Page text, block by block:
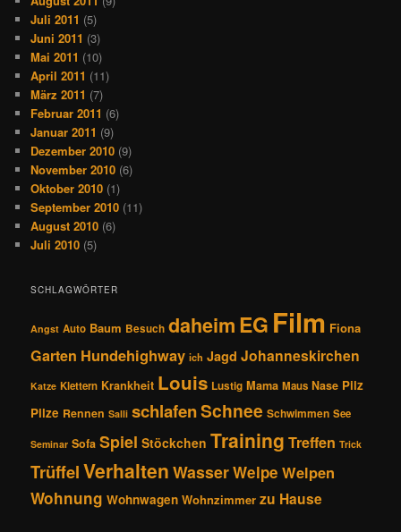
Juli 2011 (5)
Juni 2011 (3)
Mai 2011 (10)
April 2011 (11)
März 2011 (7)
Februar 2011 (6)
Januar 2011 (9)
Dezember 2010 (9)
November 2010 (6)
Oktober 2010 (1)
September 2010 (11)
August 2010 (6)
Juli 2010 (5)
SCHLAGWÖRTER
Angst Auto Baum Besuch daheimEG Film Fiona
Garten Hundehighway ich Jagd Johanneskirchen
Katze Klettern Krankheit Louis Lustig Mama Maus Nase Pilz
Pilze Rennen Salli schlafenSchnee Schwimmen See
Seminar Sofa Spiel Stöckchen Training Treffen Trick
TrüffelVerhalten WasserWelpe Welpen
Wohnung Wohnwagen Wohnzimmer zu Hause